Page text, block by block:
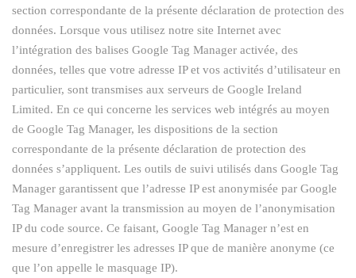
section correspondante de la présente déclaration de protection des
données. Lorsque vous utilisez notre site Internet avec
l’intégration des balises Google Tag Manager activée, des
données, telles que votre adresse IP et vos activités d’utilisateur en
particulier, sont transmises aux serveurs de Google Ireland
Limited. En ce qui concerne les services web intégrés au moyen
de Google Tag Manager, les dispositions de la section
correspondante de la présente déclaration de protection des
données s’appliquent. Les outils de suivi utilisés dans Google Tag
Manager garantissent que l’adresse IP est anonymisée par Google
Tag Manager avant la transmission au moyen de l’anonymisation
IP du code source. Ce faisant, Google Tag Manager n’est en
mesure d’enregistrer les adresses IP que de manière anonyme (ce
que l’on appelle le masquage IP).